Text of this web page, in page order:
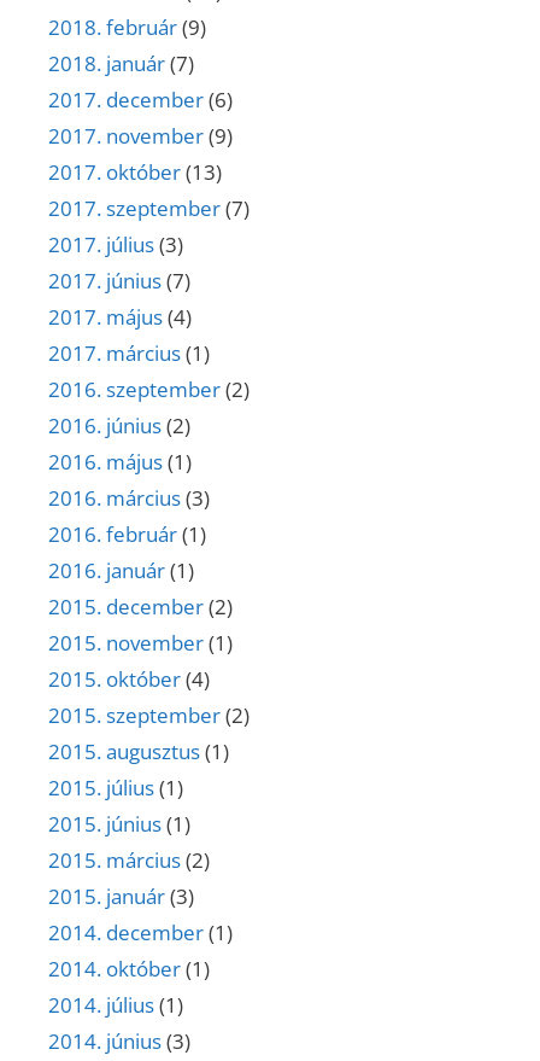
2018. február(9)
2018. január(7)
2017. december(6)
2017. november(9)
2017. október(13)
2017. szeptember(7)
2017. július(3)
2017. június(7)
2017. május(4)
2017. március(1)
2016. szeptember(2)
2016. június(2)
2016. május(1)
2016. március(3)
2016. február(1)
2016. január(1)
2015. december(2)
2015. november(1)
2015. október(4)
2015. szeptember(2)
2015. augusztus(1)
2015. július(1)
2015. június(1)
2015. március(2)
2015. január(3)
2014. december(1)
2014. október(1)
2014. július(1)
2014. június(3)